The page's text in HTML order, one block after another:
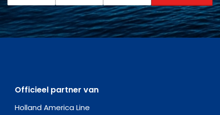
Officieel partner van
Holland America Line